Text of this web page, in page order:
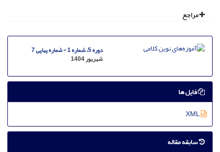
مراجع
دوره 5، شماره 1 - شماره پیاپی 7
شهریور 1404
فایل ها
سابقه مقاله